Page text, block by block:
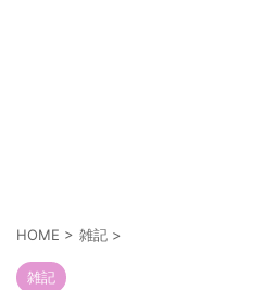
HOME > 雑記 >
雑記